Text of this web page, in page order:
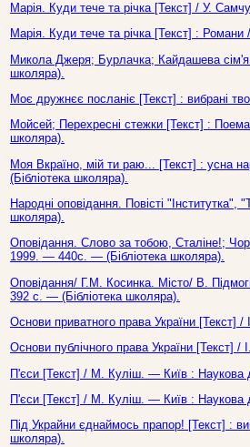
Марія. Куди тече та річка [Текст] / У.
Марія. Куди тече та річка [Текст] :
Микола Джеря; Бурлачка; Кайдашева
школяра).
Моє дружнєє посланіє [Текст] : вибрані
Мойсей; Перехресні стежки [Текст] :
школяра).
Моя Вкраїно, мій ти раю... [Текст] : усна
(Бібліотека школяра).
Народні оповідання. Повісті
школяра).
Оповідання. Слово за тобою, Сталіне!;
1999. — 440с. — (Бібліотека школяра).
Оповідання/ Г.М. Косинка. Місто/ В.
392 с. — (Бібліотека школяра).
Основи приватного права України
Основи публічного права України
П'єси [Текст] / М. Куліш. — Київ :
П'єси [Текст] / М. Куліш. — Київ :
Під Украйни єднаймось прапор! [Текст] :
школяра).